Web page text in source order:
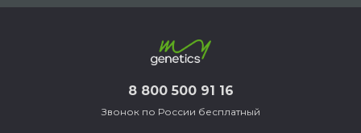
Звонок по России бесплатный
8 800 500 91 16